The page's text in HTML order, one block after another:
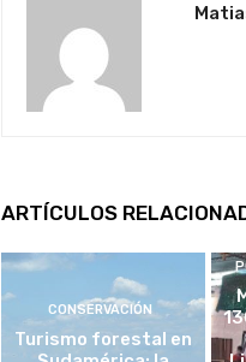
ARTÍCULOS
CONSERVACIÓN
Turismo forestal en